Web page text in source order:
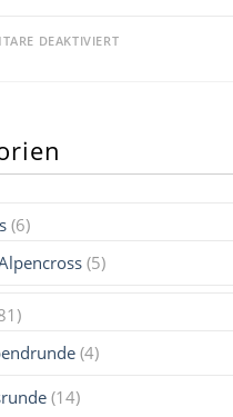
DEAKTIVIERTFÜR
(6)
(5)
(4)
(14)